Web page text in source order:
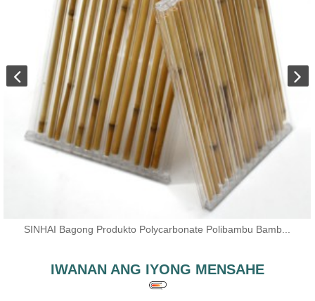
SINHAI Bagong Produkto Polycarbonate Polibambu Bamb...
IWANAN ANG IYONG MENSAHE